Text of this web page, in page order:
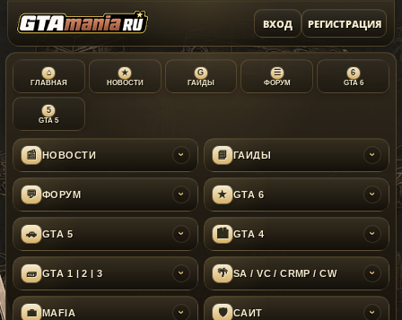
ВХОД РЕГИСТРАЦИЯ
⌂
ГЛАВНАЯ
★
НОВОСТИ
G
ГАЙДЫ
☰
ФОРУМ
6
GTA 6
5
GTA 5
📰 НОВОСТИ › 📘 ГАЙДЫ ›
💬 ФОРУМ › ★ GTA 6 ›
🚗 GTA 5 › 🏙 GTA 4 ›
🧱 GTA 1 | 2 | 3 › 🌴 SA / VC / CRMP / CW ›
💼 MAFIA › 🛡 САЙТ ›